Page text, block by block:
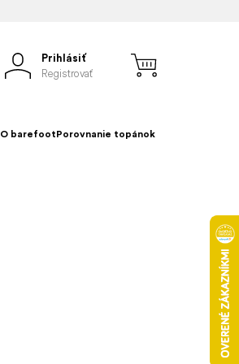
Prihlásiť
Registrovať
O barefootPorovnanie topánok